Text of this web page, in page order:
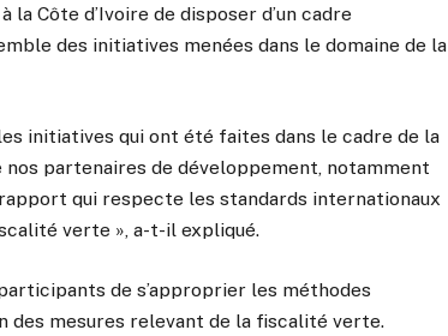
Côte d’Ivoire de disposer d’un cadre
des initiatives menées dans le domaine de la
initiatives qui ont été faites dans le cadre de la
nos partenaires de développement, notamment
qui respecte les standards internationaux
verte », a-t-il expliqué.
de s’approprier les méthodes
des mesures relevant de la fiscalité verte.